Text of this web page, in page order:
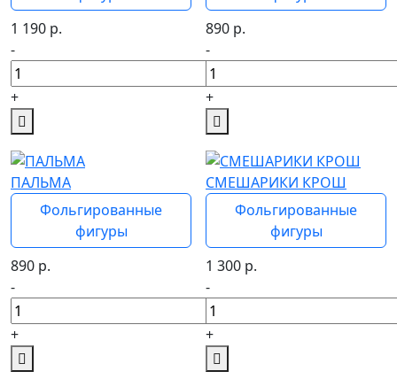
1 190 р.
-
+
890 р.
-
+
ПАЛЬМА
Фольгированные
фигуры
890 р.
-
+
СМЕШАРИКИ КРОШ
Фольгированные
фигуры
1 300 р.
-
+